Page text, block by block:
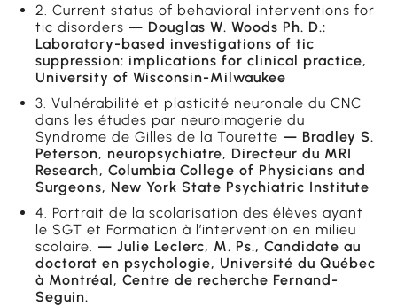
2. Current status of behavioral interventions for
tic disorders — Douglas W. Woods Ph. D.:
Laboratory-based investigations of tic
suppression: implications for clinical practice,
University of Wisconsin-Milwaukee
3. Vulnérabilité et plasticité neuronale du CNC
dans les études par neuroimagerie du
Syndrome de Gilles de la Tourette — Bradley S.
Peterson, neuropsychiatre, Directeur du MRI
Research, Columbia College of Physicians and
Surgeons, New York State Psychiatric Institute
4. Portrait de la scolarisation des élèves ayant
le SGT et Formation à l’intervention en milieu
scolaire. — Julie Leclerc, M. Ps., Candidate au
doctorat en psychologie, Université du Québec
à Montréal, Centre de recherche Fernand-
Seguin.